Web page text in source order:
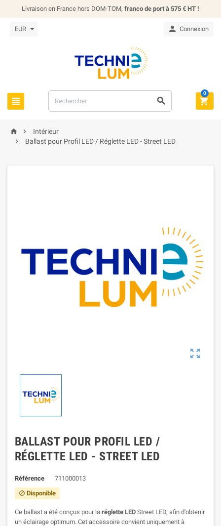
Livraison en France hors DOM-TOM, franco de port à 575 € HT !
EUR  Connexion
  
0
 
Intérieur

Ballast pour Profil LED / Réglette LED - Street LED

BALLAST POUR PROFIL LED /
RÉGLETTE LED - STREET LED
Référence 711000013
 Disponible
Ce ballast a été conçus pour la réglette LED Street LED, afin d'obtenir
un éclairage optimum. Cet accessoire convient uniquement à